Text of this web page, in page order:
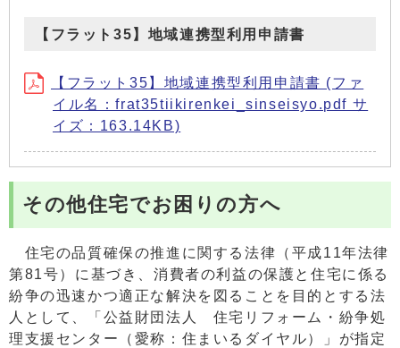
【フラット35】地域連携型利用申請書
【フラット35】地域連携型利用申請書 (ファ
イル名：frat35tiikirenkei_sinseisyo.pdf サ
イズ：163.14KB)
その他住宅でお困りの方へ
住宅の品質確保の推進に関する法律（平成11年法律
第81号）に基づき、消費者の利益の保護と住宅に係る
紛争の迅速かつ適正な解決を図ることを目的とする法
人として、「公益財団法人 住宅リフォーム・紛争処
理支援センター（愛称：住まいるダイヤル）」が指定